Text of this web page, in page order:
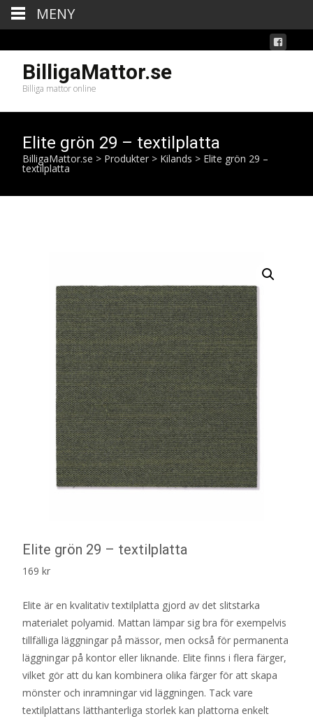
BilligaMattor.se
Billiga mattor online
Elite grön 29 – textilplatta
BilligaMattor.se > Produkter > Kilands > Elite grön 29 –
textilplatta
Elite grön 29 – textilplatta
169 kr
Elite är en kvalitativ textilplatta gjord av det slitstarka
materialet polyamid. Mattan lämpar sig bra för exempelvis
tillfälliga läggningar på mässor, men också för permanenta
läggningar på kontor eller liknande. Elite finns i flera färger,
vilket gör att du kan kombinera olika färger för att skapa
mönster och inramningar vid läggningen. Tack vare
textilplattans lätthanterliga storlek kan plattorna enkelt
MENY